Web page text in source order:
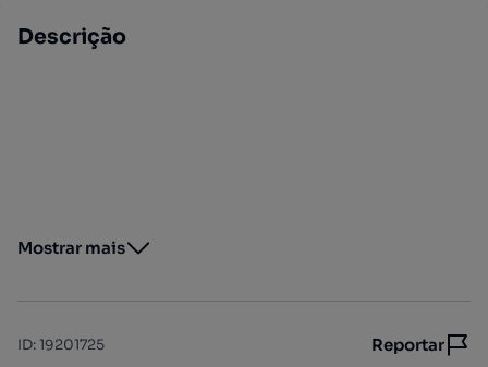
Descrição
Mostrar mais
ID:19201725 Reportar